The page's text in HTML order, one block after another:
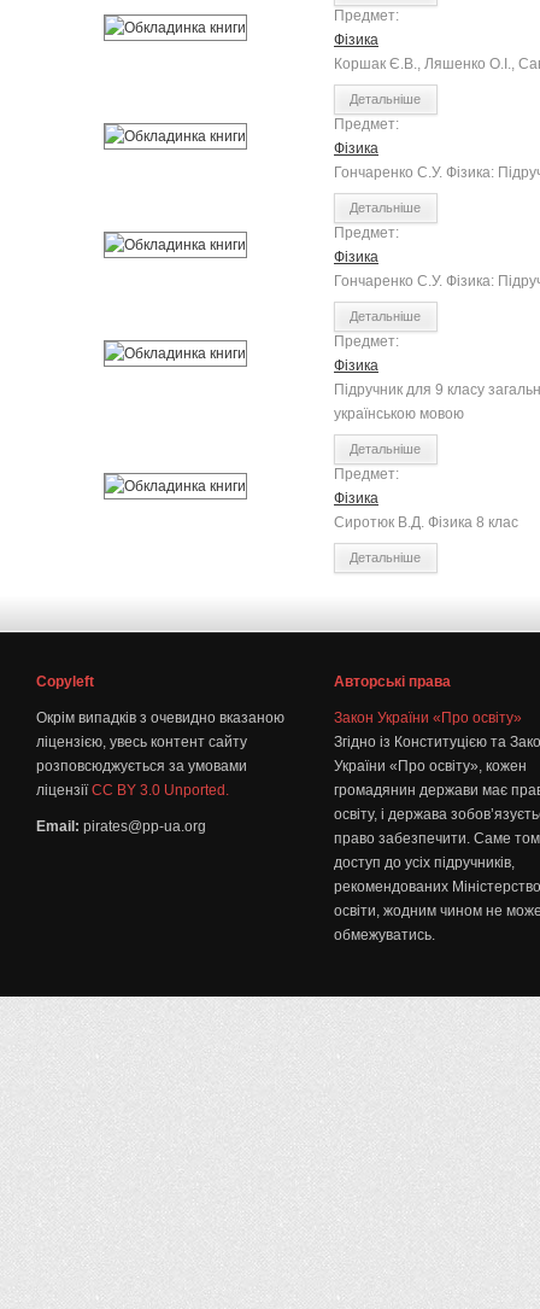
Предмет:
Фізика
Коршак Є.В., Ляшенко О.І.,
Детальніше
Предмет:
Фізика
Гончаренко С.У. Фізика:
Детальніше
Предмет:
Фізика
Гончаренко С.У. Фізика:
Детальніше
Предмет:
Фізика
Підручник для 9 класу
українською мовою
Детальніше
Предмет:
Фізика
Сиротюк В.Д. Фізика 8 клас
Детальніше
Copyleft
Окрім випадків з очевидно вказаною
ліцензією, увесь контент сайту
розповсюджується за умовами
ліцензіїCC BY 3.0 Unported.
Email: pirates@pp-ua.org
Авторські права
Закон України «Про освіту»
Згідно із Конституцією та
України «Про освіту», кожен
громадянин держави має
освіту, і держава
право забезпечити. Саме
доступ до усіх підручників,
рекомендованих
освіти, жодним чином не
обмежуватись.